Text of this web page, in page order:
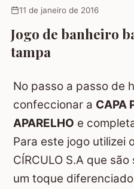
11 de janeiro de 2016
Jogo de banheiro
tampa
No passo a passo de
confeccionar a CAPA
APARELHO e
Para este jogo utilizei
CÍRCULO S.A que
um toque